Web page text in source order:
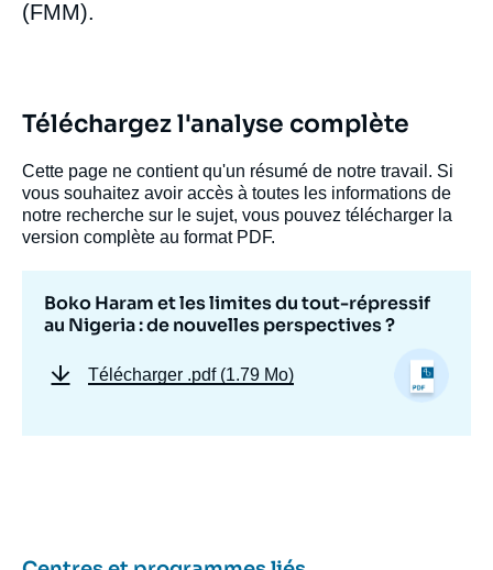
(FMM).
Téléchargez l'analyse complète
Cette page ne contient qu'un résumé de notre travail. Si
vous souhaitez avoir accès à toutes les informations de
notre recherche sur le sujet, vous pouvez télécharger la
version complète au format PDF.
Boko Haram et les limites du tout-répressif
au Nigeria : de nouvelles perspectives ?
Télécharger .pdf (1.79 Mo)
Boko Haram et les limites du tout-répressif
Notes, Ifri, 17 juillet 2020.
Copier